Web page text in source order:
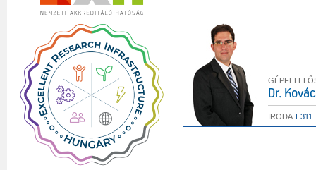
Dr.
IRODAT.311.